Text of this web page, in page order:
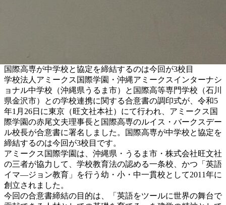
国際高専が中学校と協定を締結するのは今回が3校目
学校法人アミークス国際学園・沖縄アミークスインターナシ
ョナル中学校（沖縄県うるま市）と国際高等専門学校（石川
県金沢市）との学校連携に関する合意書の調印式が、令和5
年1月26日に東京（旺文社本社）にて行われ、アミークス国
際学園の赤尾文夫理事長と国際高専のルイス・バークスデー
ル校長が合意書に署名しました。国際高専が中学校と協定を
締結するのは今回が3校目です。
アミークス国際学園は、沖縄県・うるま市・株式会社旺文社
の三者が協力して、学校教育法の認める一条校、かつ「英語
イマ―ジョン教育」を行う幼・小・中一貫校として2011年に
創立されました。
今回の合意書締結の目的は、「英語をツールに世界の舞台で